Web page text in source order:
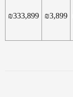
₪3,899
₪333,899